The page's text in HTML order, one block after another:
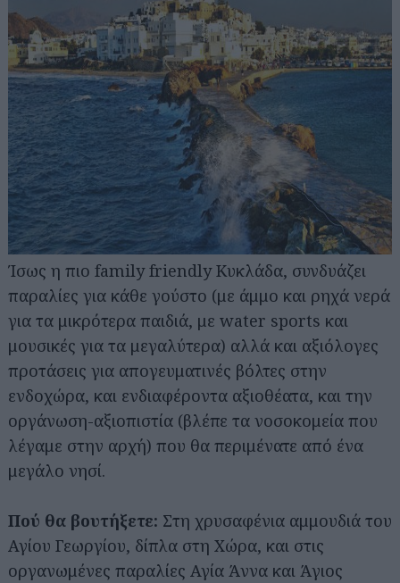
Ίσως η πιο family friendly Κυκλάδα, συνδυάζει
παραλίες για κάθε γούστο (με άμμο και ρηχά νερά
για τα μικρότερα παιδιά, με water sports και
μουσικές για τα μεγαλύτερα) αλλά και αξιόλογες
προτάσεις για απογευματινές βόλτες στην
ενδοχώρα, και ενδιαφέροντα αξιοθέατα, και την
οργάνωση-αξιοπιστία (βλέπε τα νοσοκομεία που
λέγαμε στην αρχή) που θα περιμένατε από ένα
μεγάλο νησί.
Πού θα βουτήξετε: Στη χρυσαφένια αμμουδιά του
Αγίου Γεωργίου, δίπλα στη Χώρα, και στις
οργανωμένες παραλίες Αγία Άννα και Άγιος